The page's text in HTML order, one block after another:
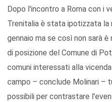
Dopo l'incontro a Roma con i
Trenitalia è stata ipotizzata la
gennaio ma se così non sarà
di posizione del Comune di
comuni interessati alla
campo – conclude Molinari –
possibili per contrastare